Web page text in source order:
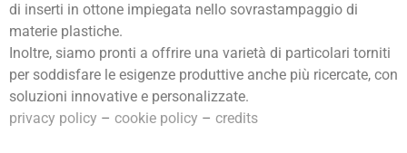
di inserti in ottone impiegata nello sovrastampaggio di
materie plastiche.
Inoltre, siamo pronti a offrire una varietà di particolari torniti
per soddisfare le esigenze produttive anche più ricercate, con
soluzioni innovative e personalizzate.
privacy policy – cookie policy – credits